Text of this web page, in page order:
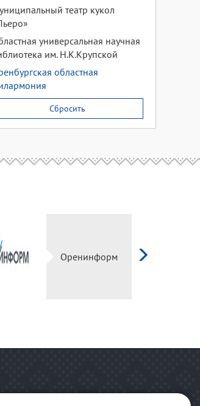
театр кукол
универсальная научная
им. Н.К.Крупской
областная
Сбросить
Оренинформ